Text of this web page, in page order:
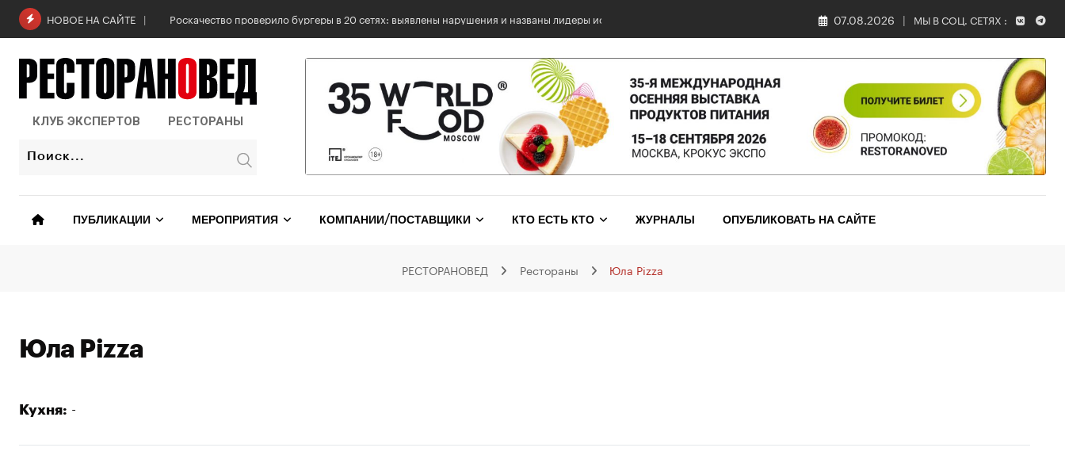
Skip
НОВОЕ НА САЙТЕ Роскачество проверило бургеры в 20 сетях: выявлены нарушения и названы лидеры исследования 07.08.2026 МЫ В СОЦ. СЕТЯХ :
КЛУБ ЭКСПЕРТОВ РЕСТОРАНЫ
ПУБЛИКАЦИИ МЕРОПРИЯТИЯ КОМПАНИИ/ПОСТАВЩИКИ КТО ЕСТЬ КТО ЖУРНАЛЫ ОПУБЛИКОВАТЬ НА САЙТЕ
РЕСТОРАНОВЕД Рестораны Юла Pizza
Юла Pizza
Кухня: -